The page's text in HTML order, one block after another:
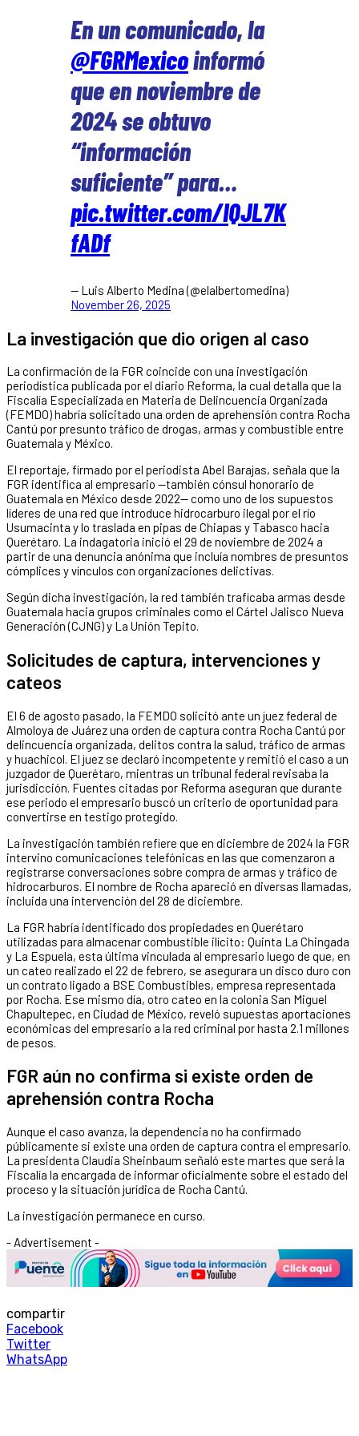
En un comunicado, la
@FGRMexicoinformó
que en noviembre de
2024 se obtuvo
“información
suficiente” para…
pic.twitter.com/IQJL7K
fADf
— Luis Alberto Medina (@elalbertomedina)
November 26, 2025
La investigación que dio origen al caso
La confirmación de la FGR coincide con una investigación
periodística publicada por el diario Reforma, la cual detalla que la
Fiscalía Especializada en Materia de Delincuencia Organizada
(FEMDO) habría solicitado una orden de aprehensión contra Rocha
Cantú por presunto tráfico de drogas, armas y combustible entre
Guatemala y México.
El reportaje, firmado por el periodista Abel Barajas, señala que la
FGR identifica al empresario —también cónsul honorario de
Guatemala en México desde 2022— como uno de los supuestos
líderes de una red que introduce hidrocarburo ilegal por el río
Usumacinta y lo traslada en pipas de Chiapas y Tabasco hacia
Querétaro. La indagatoria inició el 29 de noviembre de 2024 a
partir de una denuncia anónima que incluía nombres de presuntos
cómplices y vínculos con organizaciones delictivas.
Según dicha investigación, la red también traficaba armas desde
Guatemala hacia grupos criminales como el Cártel Jalisco Nueva
Generación (CJNG) y La Unión Tepito.
Solicitudes de captura, intervenciones y
cateos
El 6 de agosto pasado, la FEMDO solicitó ante un juez federal de
Almoloya de Juárez una orden de captura contra Rocha Cantú por
delincuencia organizada, delitos contra la salud, tráfico de armas
y huachicol. El juez se declaró incompetente y remitió el caso a un
juzgador de Querétaro, mientras un tribunal federal revisaba la
jurisdicción. Fuentes citadas por Reforma aseguran que durante
ese periodo el empresario buscó un criterio de oportunidad para
convertirse en testigo protegido.
La investigación también refiere que en diciembre de 2024 la FGR
intervino comunicaciones telefónicas en las que comenzaron a
registrarse conversaciones sobre compra de armas y tráfico de
hidrocarburos. El nombre de Rocha apareció en diversas llamadas,
incluida una intervención del 28 de diciembre.
La FGR habría identificado dos propiedades en Querétaro
utilizadas para almacenar combustible ilícito: Quinta La Chingada
y La Espuela, esta última vinculada al empresario luego de que, en
un cateo realizado el 22 de febrero, se asegurara un disco duro con
un contrato ligado a BSE Combustibles, empresa representada
por Rocha. Ese mismo día, otro cateo en la colonia San Miguel
Chapultepec, en Ciudad de México, reveló supuestas aportaciones
económicas del empresario a la red criminal por hasta 2.1 millones
de pesos.
FGR aún no confirma si existe orden de
aprehensión contra Rocha
Aunque el caso avanza, la dependencia no ha confirmado
públicamente si existe una orden de captura contra el empresario.
La presidenta Claudia Sheinbaum señaló este martes que será la
Fiscalía la encargada de informar oficialmente sobre el estado del
proceso y la situación jurídica de Rocha Cantú.
La investigación permanece en curso.
- Advertisement -
compartir
Facebook
Twitter
WhatsApp